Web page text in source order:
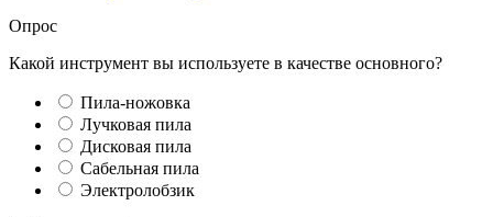
Опрос
Какой инструмент вы используете в качестве основного?
Пила-ножовка
Лучковая пила
Дисковая пила
Сабельная пила
Электролобзик